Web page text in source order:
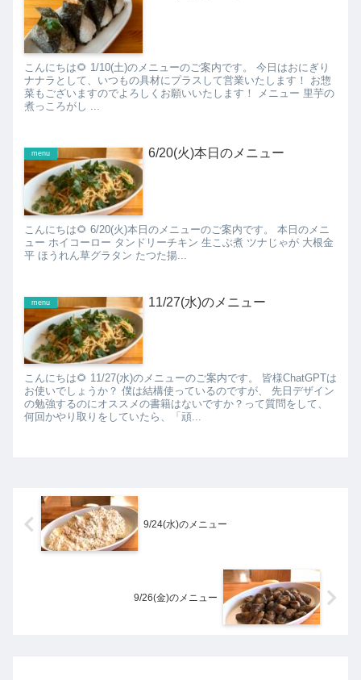
こんにちは🌻 1/10(土)のメニューのご案内です。 今日はおにぎり
ナナラとして、いつもの具材にプラスして営業いたします！ お惣
菜もございますのでよろしくお願いいたします！ メニュー 里芋の
煮っころがし ...
menu 6/20(火)本日のメニュー
こんにちは🌻 6/20(火)本日のメニューのご案内です。 本日のメニ
ュー ホイコーロー タンドリーチキン 生こぶ煮 ツナじゃが 大根金
平 ほうれん草グラタン たつた揚...
menu 11/27(水)のメニュー
こんにちは🌻 11/27(水)のメニューのご案内です。 皆様ChatGPTは
お使いでしょうか？ 僕は結構使っているのですが、 先日デザイン
の勉強するのにオススメの書籍はないですか？って質問をして、
何回かやり取りをしていたら、「頑...
9/24(水)のメニュー
9/26(金)のメニュー